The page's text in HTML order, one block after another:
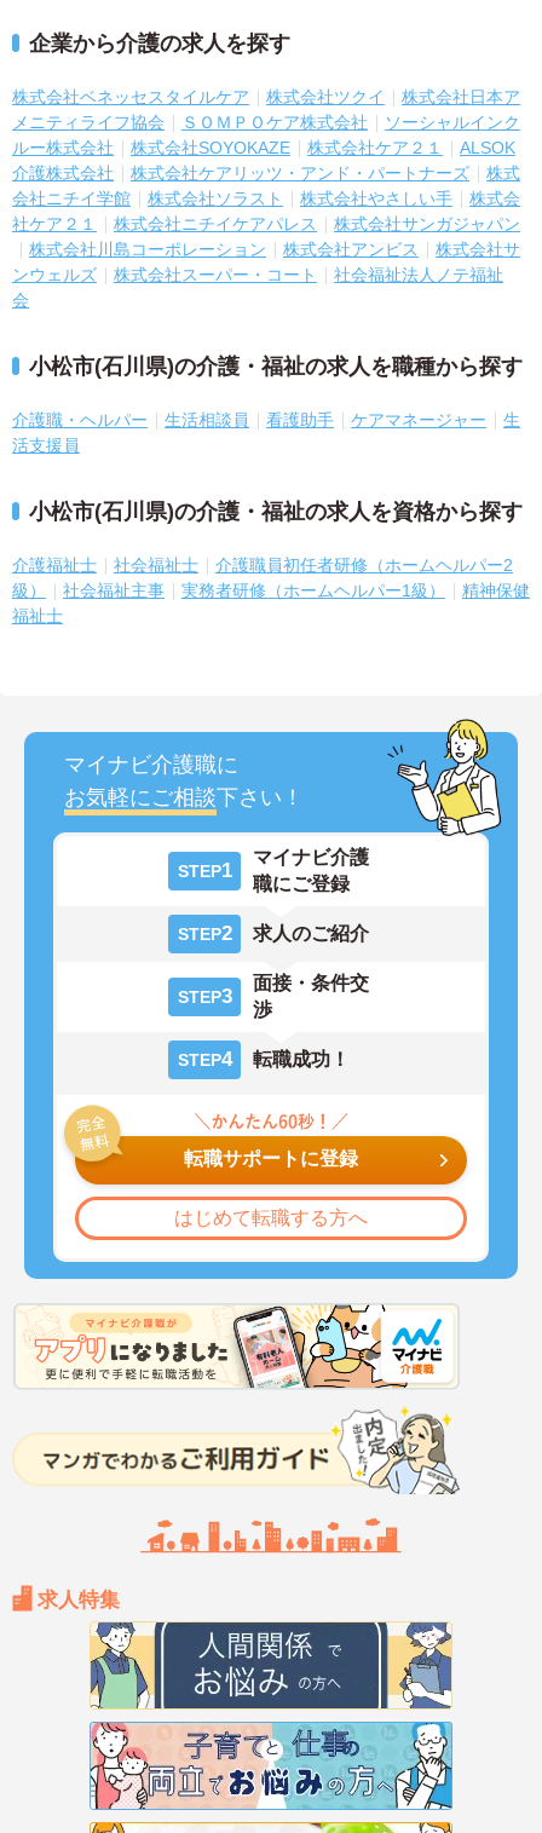
企業から介護の求人を探す
株式会社ベネッセスタイルケア 株式会社ツクイ
株式会社日本ア
メニティライフ協会
ＳＯＭＰＯケア株式会社
ソーシャルインク
ルー株式会社
株式会社SOYOKAZE 株式会社ケア２１
ALSOK
介護株式会社
株式会社ケアリッツ・アンド・パートナーズ
株式
会社ニチイ学館
株式会社ソラスト 株式会社やさしい手
株式会
社ケア２１
株式会社ニチイケアパレス
株式会社サンガジャパン
株式会社川島コーポレーション
株式会社アンビス
株式会社サ
ンウェルズ
株式会社スーパー・コート
社会福祉法人ノテ福祉
会
小松市(石川県)の介護・福祉の求人を職種から探す
介護職・ヘルパー 生活相談員 看護助手 ケアマネージャー
生
活支援員
小松市(石川県)の介護・福祉の求人を資格から探す
介護福祉士 社会福祉士
介護職員初任者研修（ホームヘルパー2
級）
社会福祉主事 実務者研修（ホームヘルパー1級）
精神保健
福祉士
マイナビ介護職に
お気軽にご相談下さい！
STEP1
マイナビ介護
職にご登録
STEP2 求人のご紹介
STEP3
面接・条件交
渉
STEP4 転職成功！
転職サポートに登録
はじめて転職する方へ
求人特集